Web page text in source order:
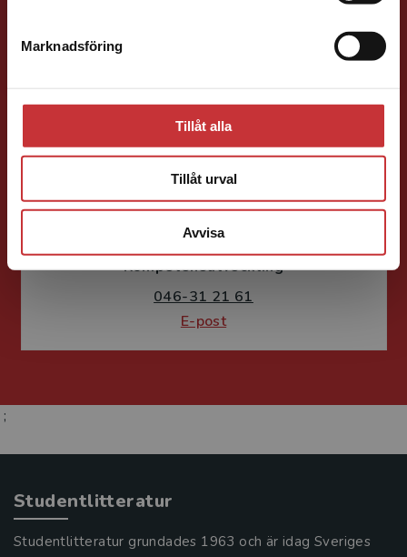
Marknadsföring
Tillåt alla
Tillåt urval
Avvisa
Susanne Borg-Törn
Kompetensutveckling
046-31 21 61
E-post
;
Studentlitteratur
Studentlitteratur grundades 1963 och är idag Sveriges